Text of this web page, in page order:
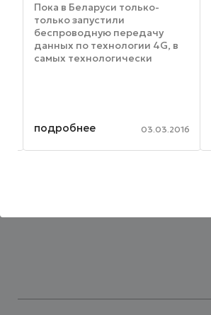
Пока в Беларуси только-
только запустили
беспроводную передачу
данных по технологии 4G, в
самых технологически
кажется, что 5G – это просто
более ...
подробнее 03.03.2016